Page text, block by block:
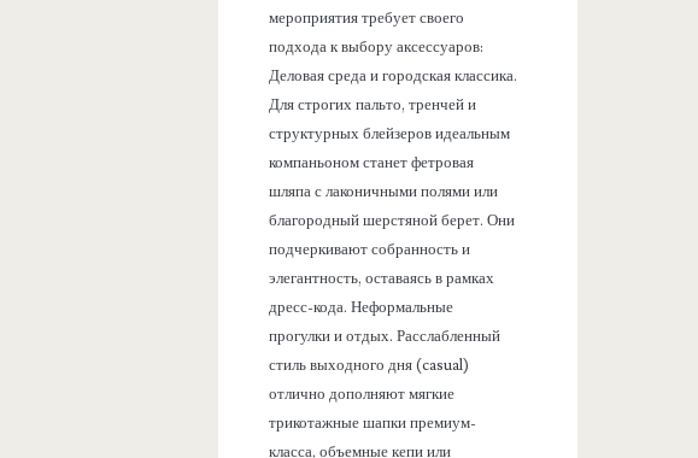
мероприятия требует своего
подхода к выбору аксессуаров:
Деловая среда и городская классика.
Для строгих пальто, тренчей и
структурных блейзеров идеальным
компаньоном станет фетровая
шляпа с лаконичными полями или
благородный шерстяной берет. Они
подчеркивают собранность и
элегантность, оставаясь в рамках
дресс-кода. Неформальные
прогулки и отдых. Расслабленный
стиль выходного дня (casual)
отлично дополняют мягкие
трикотажные шапки премиум-
класса, объемные кепи или